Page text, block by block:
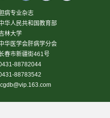
病专业杂志
华人民共和国教育部
林大学
华医学会肝病学分会
春市新疆街461号
88782044
88783542
lcgdb@vip.163.com